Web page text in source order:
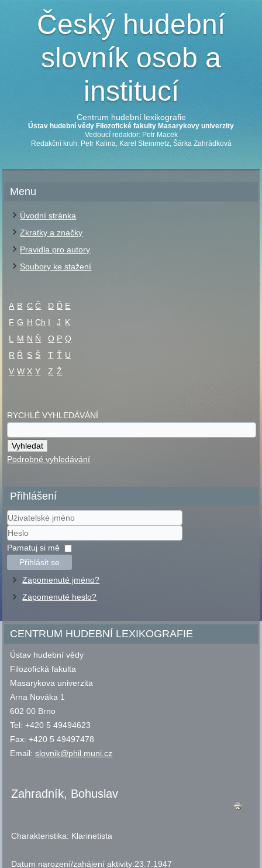
Český hudební
slovník osob a
institucí
Centrum hudební lexikografie
Ústav hudební vědy Filozofické fakulty Masarykovy univerzity
Vedoucí redaktor: Petr Macek
Redakční kruh: Petr Kalina, Karel Steinmetz, Šárka Zahrádková
Menu
Úvodní stránka
Zkratky a značky
Pravidla pro autory
Soubory ke stažení
A B C Č D Ď E
F G H Ch I J K
L
M N Ň O P Q
R Ř S Š T Ť U
V W X Y Z Ž
RYCHLÉ VYHLEDÁVÁNÍ
Podrobné vyhledávání
Přihlášení
Uživatelské
jméno
Heslo
Pamatuj si mě
Přihlásit se
Zapomenuté jméno?
Zapomenuté heslo?
CENTRUM HUDEBNÍ LEXIKOGRAFIE
Ústav hudební vědy
Filozofická fakulta
Masarykova univerzita
Arna Nováka 1
602 00 Brno
Tel: +420 5 49494623
Fax: +420 5 49497478
Email:slovnik@phil.muni.cz
Zahradník, Bohuslav
Charakteristika: Klarinetista
Datum narození/zahájení aktivity:23.7.1947